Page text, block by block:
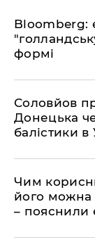
Bloomberg:
формі
Соловйов
Донецька
балістики в
Чим
його можна
– пояснили